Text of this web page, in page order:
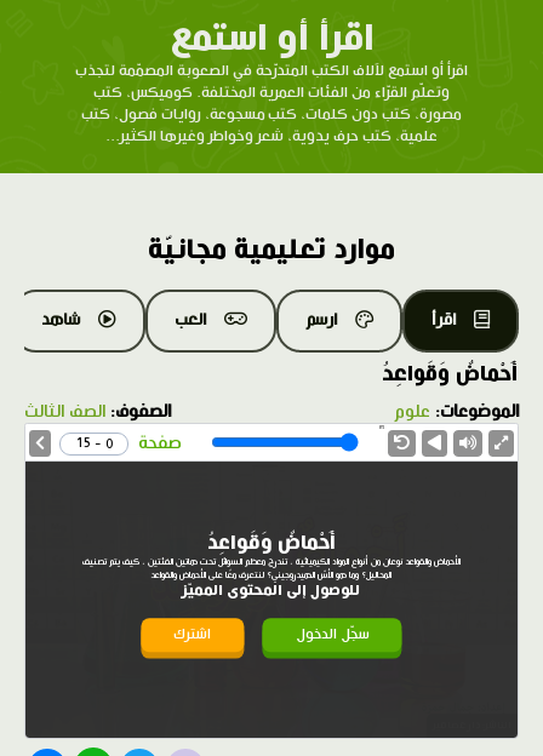
اقرأ أو استمع
اقرأ أو استمع لآلاف الكتب المتدرّحة في الصعوبة المصمّمة لتجذب
وتعلّم القرّاء من الفئات العمرية المختلفة. كوميكس، كتب
مصورة، كتب دون كلمات، كتب مسجوعة، روايات فصول، كتب
علمية، كتب حرف يدوية، شعر وخواطر وغيرها الكثير...
موارد تعليمية مجانيّة
اقرأ ارسم العب شاهد
أَحْماضٌ وَقَواعِدُ
الموضوعات: علوم الصفوف: الصف الثالث
صفحة 0 - 15
أَحْماضٌ وَقَواعِدُ
الأحماض والقواعد نوعان من أنواع المواد الكيميائية ، تندرج معظم السوائل تحت هاتين الفئتين ، كيف يتم تصنيف
المحاليل؟ وما هو الأسّ الهيدروجيني؟ لنتعرف معًا على الأحماض والقواعد
للوصول إلى المحتوى المميّز
سجّل الدخول اشترك